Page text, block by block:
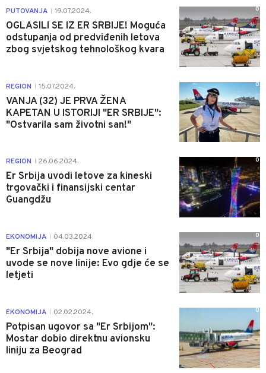
PUTOVANJA 19.07.2024.
OGLASILI SE IZ ER SRBIJE! Moguća
odstupanja od predviđenih letova
zbog svjetskog tehnološkog kvara
0
REGION 15.07.2024.
VANJA (32) JE PRVA ŽENA
KAPETAN U ISTORIJI "ER SRBIJE":
"Ostvarila sam životni san!"
0
REGION 26.06.2024.
Er Srbija uvodi letove za kineski
trgovački i finansijski centar
Guangdžu
0
EKONOMIJA 04.03.2024.
"Er Srbija" dobija nove avione i
uvode se nove linije: Evo gdje će se
letjeti
0
EKONOMIJA 02.02.2024.
Potpisan ugovor sa "Er Srbijom":
Mostar dobio direktnu avionsku
liniju za Beograd
0